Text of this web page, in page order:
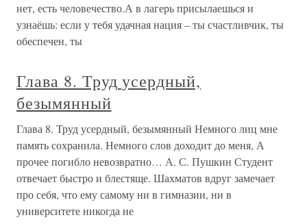
нет, есть человечество.А в лагерь присылаешься и
узнаёшь: если у тебя удачная нация – ты счастливчик, ты
обеспечен, ты
Глава 8. Труд усердный,
безымянный
Глава 8. Труд усердный, безымянный Немного лиц мне
память сохранила. Немного слов доходит до меня, А
прочее погибло невозвратно… А. С. Пушкин Студент
отвечает быстро и блестяще. Шахматов вдруг замечает
про себя, что ему самому ни в гимназии, ни в
университете никогда не